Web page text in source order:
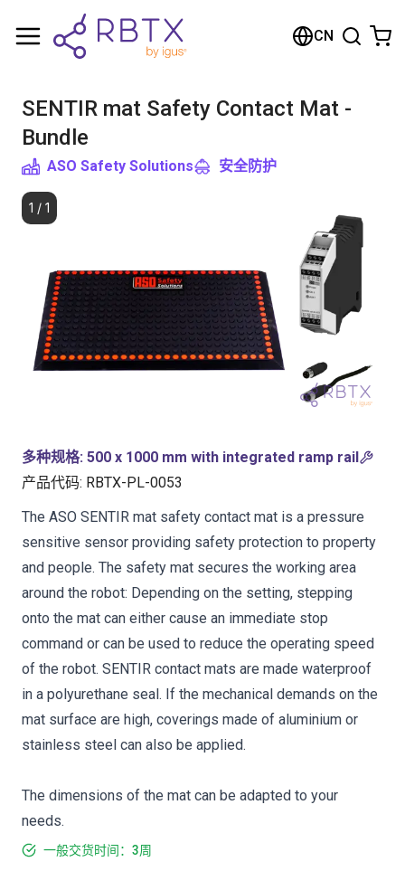
CN
SENTIR mat Safety Contact Mat -
Bundle
ASO Safety Solutions 安全防护
1 / 1
多种规格: 500 x 1000 mm with integrated ramp rail
产品代码: RBTX-PL-0053
The ASO SENTIR mat safety contact mat is a pressure
sensitive sensor providing safety protection to property
and people. The safety mat secures the working area
around the robot: Depending on the setting, stepping
onto the mat can either cause an immediate stop
command or can be used to reduce the operating speed
of the robot. SENTIR contact mats are made waterproof
in a polyurethane seal. If the mechanical demands on the
mat surface are high, coverings made of aluminium or
stainless steel can also be applied.
The dimensions of the mat can be adapted to your
needs.
一般交货时间：3周
购物车
浏览商店